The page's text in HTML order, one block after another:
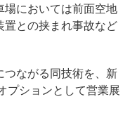
場においては前面空地
置との挟まれ事故など
ながる同技術を、新
プションとして営業展